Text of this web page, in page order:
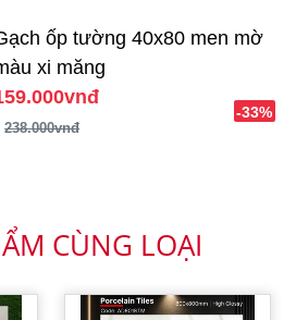
ốp tường 40x80 men mờ
xi măng
238.000vnđ
-33%
CÙNG LOẠI